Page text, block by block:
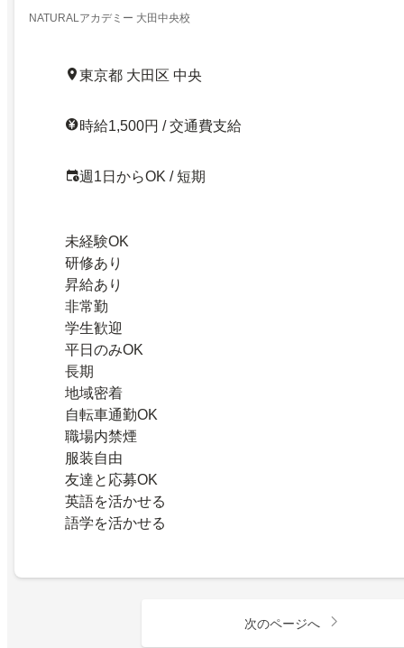
NATURALアカデミー 大田中央校
東京都 大田区 中央
時給1,500円 / 交通費支給
週1日からOK / 短期
未経験OK
研修あり
昇給あり
非常勤
学生歓迎
平日のみOK
長期
地域密着
自転車通勤OK
職場内禁煙
服装自由
友達と応募OK
英語を活かせる
語学を活かせる
次のページへ